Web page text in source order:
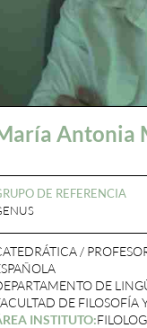
Antonia
DE REFERENCIA
/
DE
DE FILOSOFÍA
INSTITUTO: